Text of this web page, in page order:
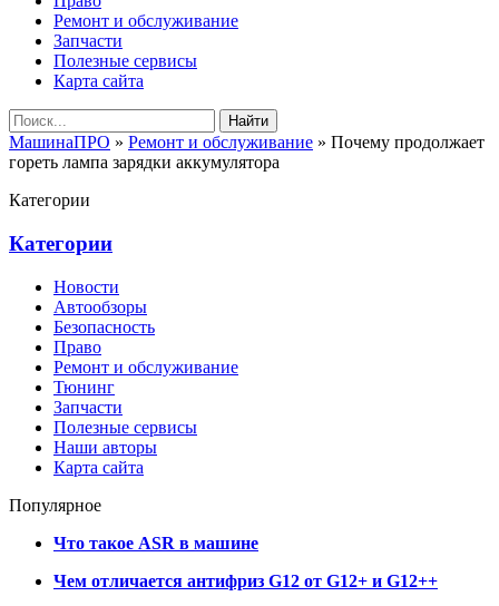
Ремонт и обслуживание
Запчасти
Полезные сервисы
Карта сайта
Найти
МашинаПРО » Ремонт и обслуживание » Почему продолжает
гореть лампа зарядки аккумулятора
Категории
Категории
Новости
Автообзоры
Безопасность
Право
Ремонт и обслуживание
Тюнинг
Запчасти
Полезные сервисы
Наши авторы
Карта сайта
Популярное
Что такое ASR в машине
Чем отличается антифриз G12 от G12+ и G12++